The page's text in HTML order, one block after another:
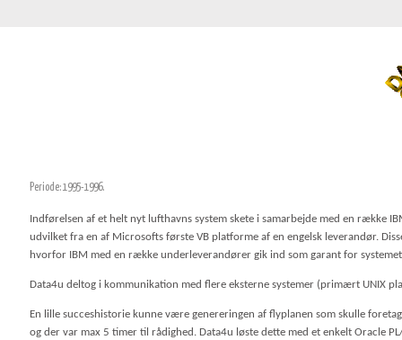
Periode: 1995-1996.
Indførelsen af et helt nyt lufthavns system skete i samarbejde med en række
udvilket fra en af Microsofts første VB platforme af en engelsk leverandør.
hvorfor IBM med en række underleverandører gik ind som garant for
Data4u deltog i kommunikation med flere eksterne systemer (primært UNIX
En lille succeshistorie kunne være genereringen af flyplanen som skulle
og der var max 5 timer til rådighed. Data4u løste dette med et enkelt Oracle